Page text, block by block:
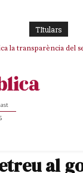
TItulars
la transparència del
de provocar un
al